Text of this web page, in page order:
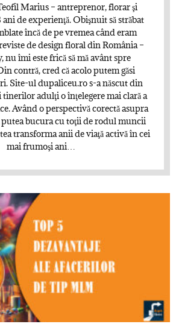
Marius – antreprenor, florar şi
de experienţă. Obişnuit să străbat
încă de pe vremea când eram
de design floral din România –
nu îmi este frică să mă avânt spre
contră, cred că acolo putem găsi
Site-ul dupaliceu.ro s-a născut din
adulţi o înţelegere mai clară a
Având o perspectivă corectă asupra
bucura cu toţii de rodul muncii
transforma anii de viaţă activă în cei
mai frumoşi ani…